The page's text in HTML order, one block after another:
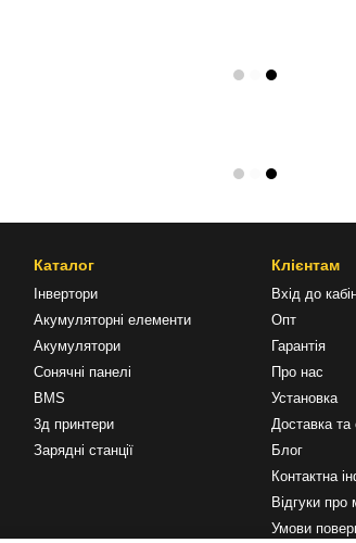
Каталог
Інвертори
Акумуляторні елементи
Акумулятори
Сонячні панелі
BMS
3д принтери
Зарядні станції
Клієнтам
Вхід до
Опт
Гарантія
Про нас
Установка
Доставка та
Блог
Контактна
Відгуки про
Умови